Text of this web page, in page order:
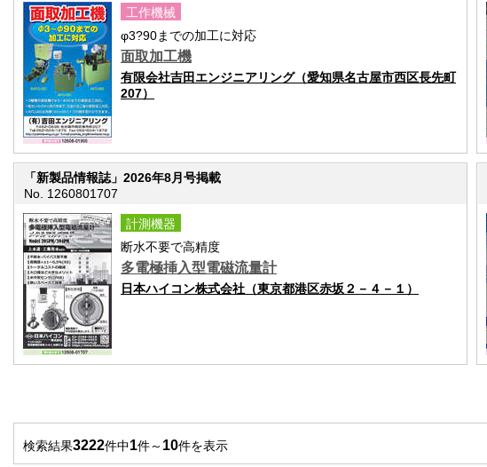
工作機械
φ3?90までの加工に対応
面取加工機
有限会社吉田エンジニアリング（愛知県名古屋市西区長先町
207）
「新製品情報誌」2026年8月号掲載
No. 1260801707
計測機器
断水不要で高精度
多電極挿入型電磁流量計
日本ハイコン株式会社（東京都港区赤坂２－４－１）
検索結果3222件中1件～ 10件を表示